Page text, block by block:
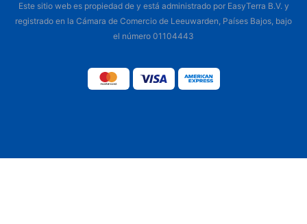
Este sitio web es propiedad de y está administrado por EasyTerra B.V. y
registrado en la Cámara de Comercio de Leeuwarden, Países Bajos, bajo
el número 01104443